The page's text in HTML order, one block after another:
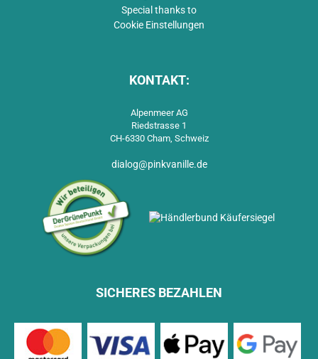
Special thanks to
Cookie Einstellungen
KONTAKT:
Alpenmeer AG
Riedstrasse 1
CH-6330 Cham, Schweiz
dialog@pinkvanille.de
SICHERES BEZAHLEN